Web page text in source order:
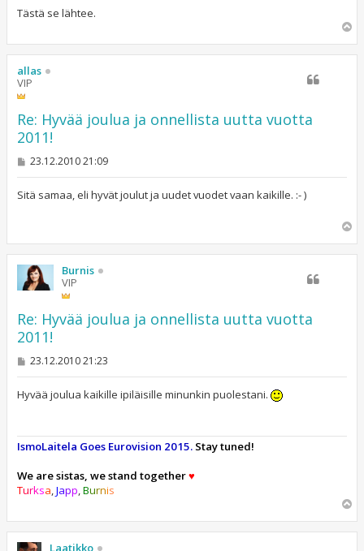
Tästä se lähtee.
ö
allas
VIP
Re: Hyvää joulua ja onnellista uutta vuotta
2011!
V
s
23.12.2010 21:09
Sitä samaa, eli hyvät joulut ja uudet vuodet vaan kaikille. :- )
ö
Burnis
VIP
Re: Hyvää joulua ja onnellista uutta vuotta
2011!
V
s
t
23.12.2010 21:23
Hyvää joulua kaikille ipiläisille minunkin puolestani.
IsmoLaitela Goes Eurovision 2015.Stay tuned!
We are sistas, we stand together♥
Turksa Japp Burnis
ö
Laatikko